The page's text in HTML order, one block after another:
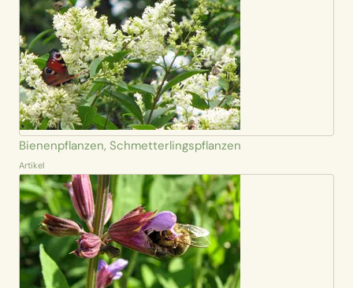
Bienenpflanzen, Schmetterlingspflanzen
Artikel